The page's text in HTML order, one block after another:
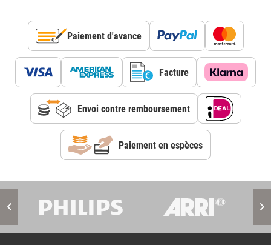
Paiement d'avance
Facture
Envoi contre remboursement
Paiement en espèces